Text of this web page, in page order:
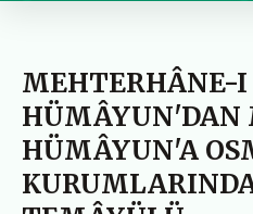
MEHTERHÂNE-I
HÜMÂYUN'DAN
HÜMÂYUN'A